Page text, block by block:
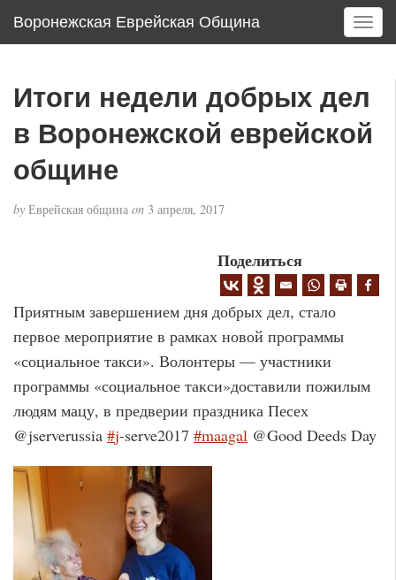
Воронежская Еврейская Община
T
o
e
n
i
o
Итоги недели добрых дел
в Воронежской еврейской
общине
by Еврейская община on 3 апреля, 2017
Поделиться
Приятным завершением дня добрых дел, стало
первое мероприятие в рамках новой программы
«социальное такси». Волонтеры — участники
программы «социальное такси»доставили пожилым
людям мацу, в предверии праздника Песех
@jserverussia #j-serve2017 #maagal @Good Deeds Day